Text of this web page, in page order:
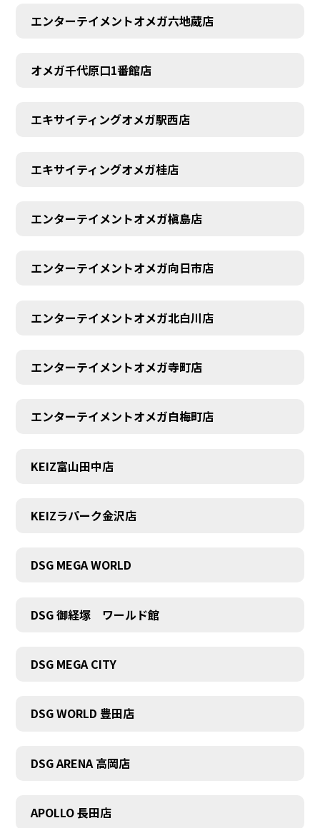
エンターテイメントオメガ六地蔵店
オメガ千代原口1番館店
エキサイティングオメガ駅西店
エキサイティングオメガ桂店
エンターテイメントオメガ槇島店
エンターテイメントオメガ向日市店
エンターテイメントオメガ北白川店
エンターテイメントオメガ寺町店
エンターテイメントオメガ白梅町店
KEIZ富山田中店
KEIZラパーク金沢店
DSG MEGA WORLD
DSG 御経塚 ワールド館
DSG MEGA CITY
DSG WORLD 豊田店
DSG ARENA 高岡店
APOLLO 長田店